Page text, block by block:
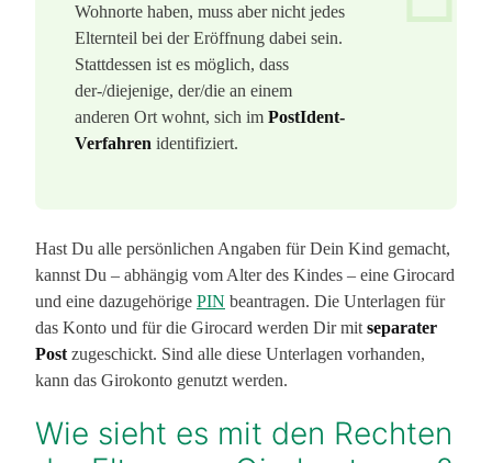
Wohnorte haben, muss aber nicht jedes
Elternteil bei der Eröffnung dabei sein.
Stattdessen ist es möglich, dass
der-/diejenige, der/die an einem
anderen Ort wohnt, sich im PostIdent-
Verfahren identifiziert.
Hast Du alle persönlichen Angaben für Dein Kind gemacht,
kannst Du – abhängig vom Alter des Kindes – eine Girocard
und eine dazugehörige PIN beantragen. Die Unterlagen für
das Konto und für die Girocard werden Dir mit separater
Post zugeschickt. Sind alle diese Unterlagen vorhanden,
kann das Girokonto genutzt werden.
Wie sieht es mit den Rechten